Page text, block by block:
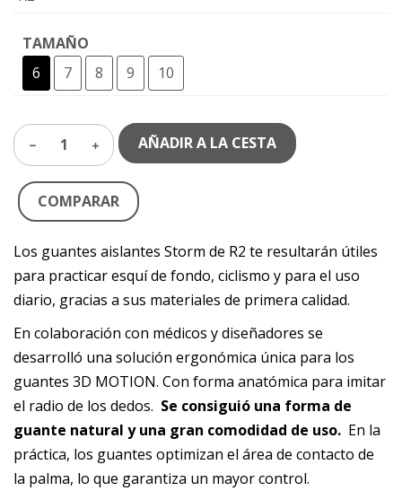
TAMAÑO
6
7 8 9 10
1 AÑADIR A LA CESTA
COMPARAR
Los guantes aislantes Storm de R2 te resultarán útiles
para practicar esquí de fondo, ciclismo y para el uso
diario, gracias a sus materiales de primera calidad.
En colaboración con médicos y diseñadores se
desarrolló una solución ergonómica única para los
guantes 3D MOTION. Con forma anatómica para imitar
el radio de los dedos. Se consiguió una forma de
guante natural y una gran comodidad de uso. En la
práctica, los guantes optimizan el área de contacto de
la palma, lo que garantiza un mayor control.